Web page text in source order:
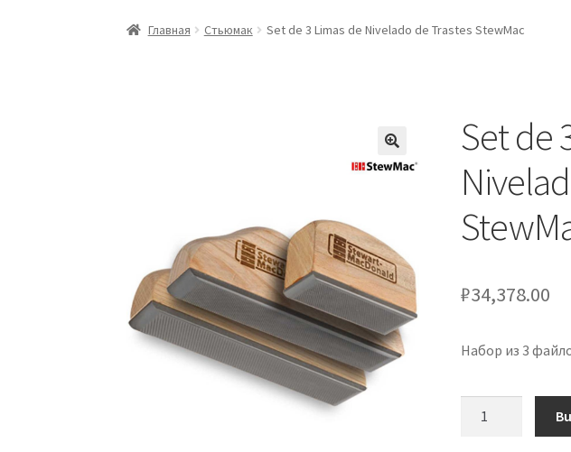
Главная Виды доставки Заказать товары из Европы Контакты
Главная Стьюмак Set de 3 Limas de Nivelado de Trastes StewMac
Set de
₽34,378.00
Набор из 3